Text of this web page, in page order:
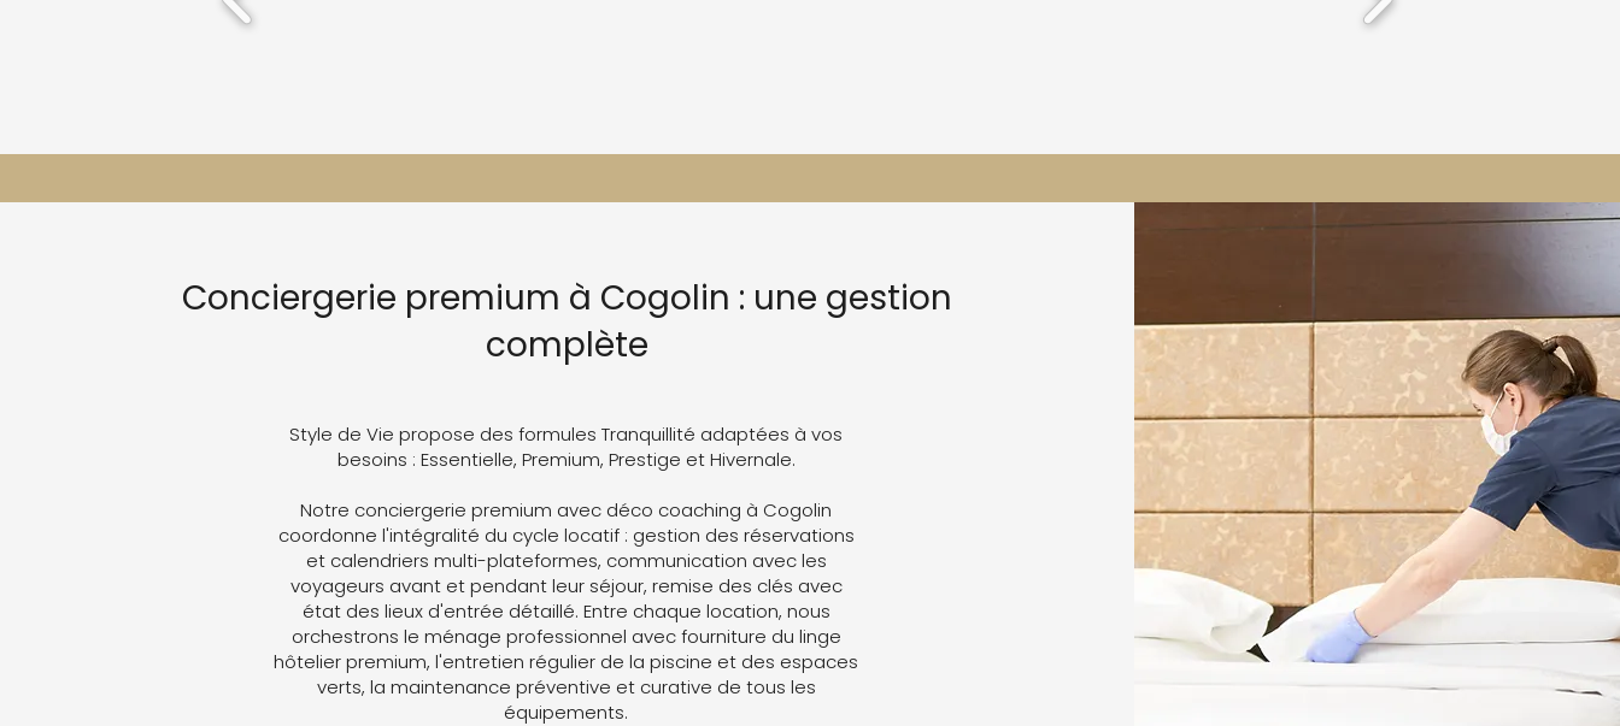
Conciergerie premium à Cogolin : une gestion
complète
Style de Vie propose des formules Tranquillité adaptées à vos
besoins : Essentielle, Premium, Prestige et Hivernale.
Notre conciergerie premium avec déco coaching à Cogolin
coordonne l'intégralité du cycle locatif : gestion des réservations
et calendriers multi-plateformes, communication avec les
voyageurs avant et pendant leur séjour, remise des clés avec
état des lieux d'entrée détaillé. Entre chaque location, nous
orchestrons le ménage professionnel avec fourniture du linge
hôtelier premium, l'entretien régulier de la piscine et des espaces
verts, la maintenance préventive et curative de tous les
équipements.